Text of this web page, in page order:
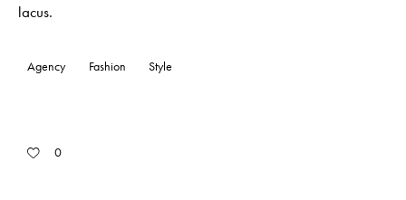
lacus.
Agency Fashion Style
0